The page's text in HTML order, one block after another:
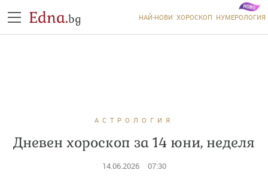
Edna.bg НАЙ-НОВИ ХОРОСКОП НУМЕРОЛОГИЯ
АСТРОЛОГИЯ
Дневен хороскоп за 14 юни, неделя
14.06.2026 07:30